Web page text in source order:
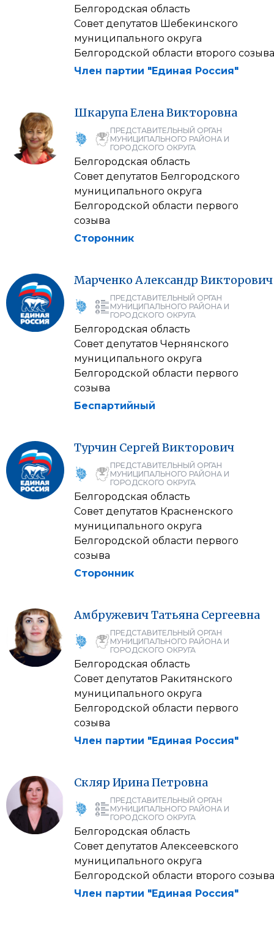
Белгородская область
Совет депутатов Шебекинского
муниципального округа
Белгородской области второго созыва
Член партии "Единая Россия"
ШкарупаЕленаВикторовна
ПРЕДСТАВИТЕЛЬНЫЙ ОРГАН
МУНИЦИПАЛЬНОГО РАЙОНА И
ГОРОДСКОГО ОКРУГА
Белгородская область
Совет депутатов Белгородского
муниципального округа
Белгородской области первого
созыва
Сторонник
Марченко Александр Викторович
ПРЕДСТАВИТЕЛЬНЫЙ ОРГАН
МУНИЦИПАЛЬНОГО РАЙОНА И
ГОРОДСКОГО ОКРУГА
Белгородская область
Совет депутатов Чернянского
муниципального округа
Белгородской области первого
созыва
Беспартийный
Турчин СергейВикторович
ПРЕДСТАВИТЕЛЬНЫЙ ОРГАН
МУНИЦИПАЛЬНОГО РАЙОНА И
ГОРОДСКОГО ОКРУГА
Белгородская область
Совет депутатов Красненского
муниципального округа
Белгородской области первого
созыва
Сторонник
АмбружевичТатьяна Сергеевна
ПРЕДСТАВИТЕЛЬНЫЙ ОРГАН
МУНИЦИПАЛЬНОГО РАЙОНА И
ГОРОДСКОГО ОКРУГА
Белгородская область
Совет депутатов Ракитянского
муниципального округа
Белгородской области первого
созыва
Член партии "Единая Россия"
Скляр ИринаПетровна
ПРЕДСТАВИТЕЛЬНЫЙ ОРГАН
МУНИЦИПАЛЬНОГО РАЙОНА И
ГОРОДСКОГО ОКРУГА
Белгородская область
Совет депутатов Алексеевского
муниципального округа
Белгородской области второго созыва
Член партии "Единая Россия"